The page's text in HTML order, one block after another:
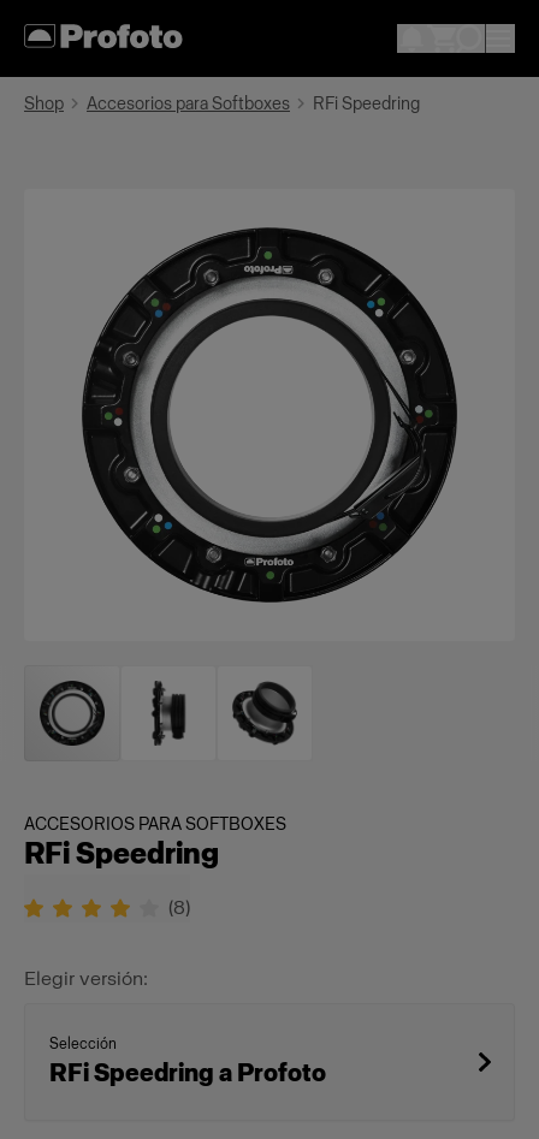
Shop Accesorios para Softboxes RFi Speedring
ACCESORIOS PARA SOFTBOXES
RFi Speedring
(8)
Elegir versión:
Selección
RFi Speedring a Profoto